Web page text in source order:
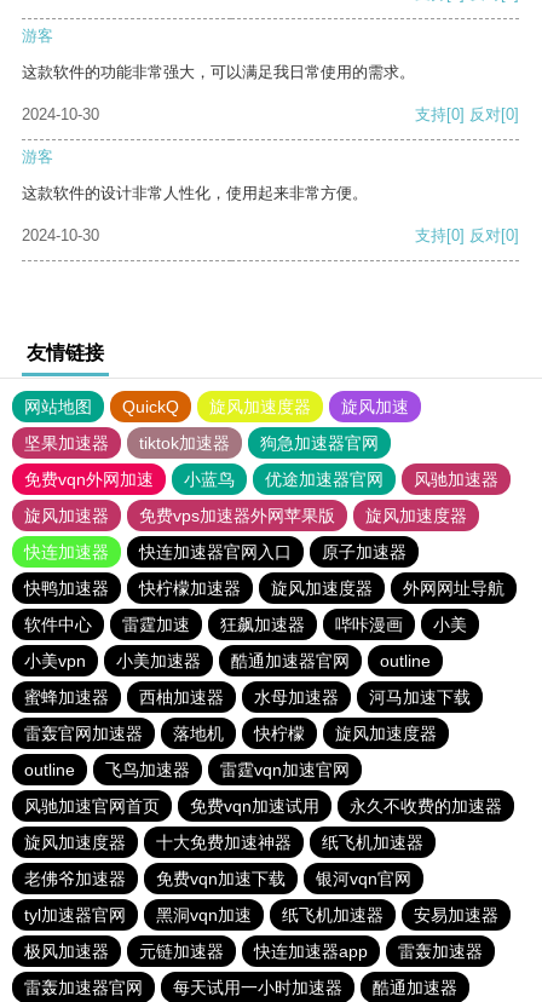
游客
这款软件的功能非常强大，可以满足我日常使用的需求。
2024-10-30 支持[0] 反对[0]
游客
这款软件的设计非常人性化，使用起来非常方便。
2024-10-30 支持[0] 反对[0]
友情链接
网站地图 QuickQ 旋风加速度器
旋风加速
坚果加速器
tiktok加速器
狗急加速器官网
免费vqn外网加速
小蓝鸟 优途加速器官网
风驰加速器
旋风加速器
免费vps加速器外网苹果版
旋风加速度器
快连加速器
快连加速器官网入口
原子加速器
快鸭加速器
快柠檬加速器 旋风加速度器
外网网址导航
软件中心
雷霆加速 狂飙加速器 哔咔漫画
小美
小美vpn
小美加速器 酷通加速器官网
outline
蜜蜂加速器
西柚加速器 水母加速器
河马加速下载
雷轰官网加速器
落地机 快柠檬
旋风加速度器
outline
飞鸟加速器
雷霆vqn加速官网
风驰加速官网首页
免费vqn加速试用
永久不收费的加速器
旋风加速度器
十大免费加速神器
纸飞机加速器
老佛爷加速器
免费vqn加速下载
银河vqn官网
tyl加速器官网
黑洞vqn加速 纸飞机加速器
安易加速器
极风加速器
元链加速器 快连加速器app
雷轰加速器
雷轰加速器官网
每天试用一小时加速器 酷通加速器